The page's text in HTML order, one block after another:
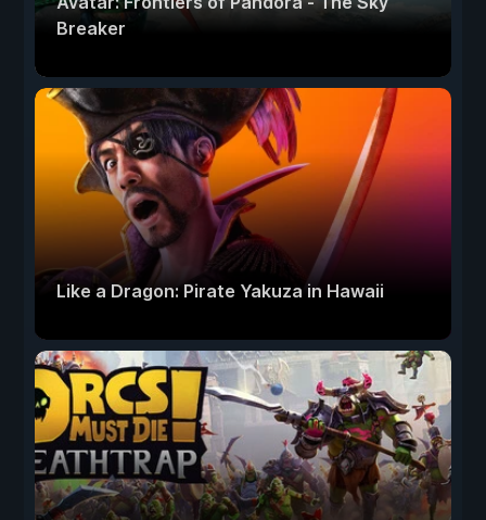
Breaker
Like a Dragon: Pirate Yakuza in Hawaii